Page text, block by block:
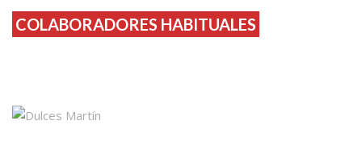
COLABORADORES HABITUALES